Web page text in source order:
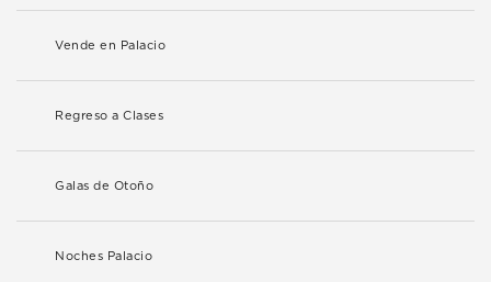
Vende en Palacio
Regreso a Clases
Galas de Otoño
Noches Palacio